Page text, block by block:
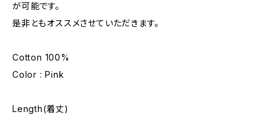
が可能です。
是非ともオススメさせていただきます。
Cotton 100%
Color : Pink
Length(着丈)